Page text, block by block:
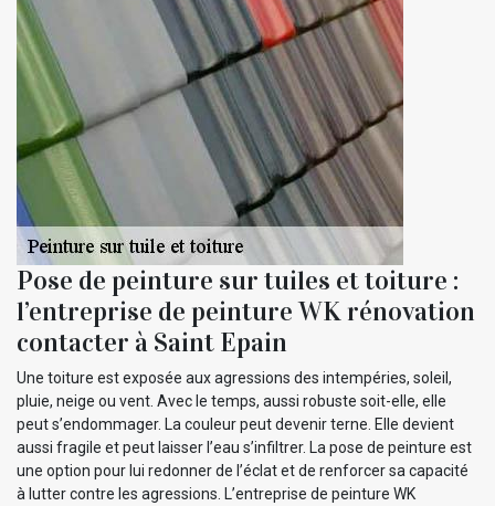
Pose de peinture sur tuiles et toiture :
l’entreprise de peinture WK rénovation
contacter à Saint Epain
Une toiture est exposée aux agressions des intempéries, soleil,
pluie, neige ou vent. Avec le temps, aussi robuste soit-elle, elle
peut s’endommager. La couleur peut devenir terne. Elle devient
aussi fragile et peut laisser l’eau s’infiltrer. La pose de peinture est
une option pour lui redonner de l’éclat et de renforcer sa capacité
à lutter contre les agressions. L’entreprise de peinture WK